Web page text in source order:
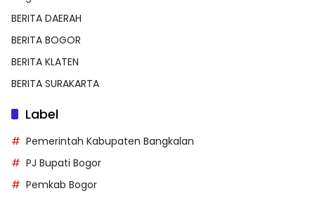
BERITA DAERAH
BERITA BOGOR
BERITA KLATEN
BERITA SURAKARTA
Label
Pemerintah Kabupaten Bangkalan
PJ Bupati Bogor
Pemkab Bogor